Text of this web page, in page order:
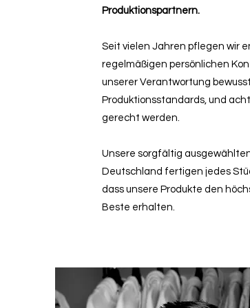
Produktionspartnern.
Seit vielen Jahren pflegen wir
regelmäßigen persönlichen
unserer Verantwortung
Produktionsstandards, und
gerecht werden.
Unsere sorgfältig
Deutschland fertigen jedes
dass unsere Produkte den
Beste erhalten.